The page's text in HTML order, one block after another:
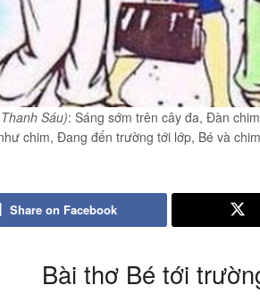
Sáu): Sáng sớm trên cây đa, Đàn
chim, Đang đến trường tới lớp, Bé và
Share on Facebook
Bài thơ Bé tới